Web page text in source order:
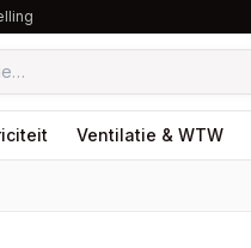
Ventilatie & WTW